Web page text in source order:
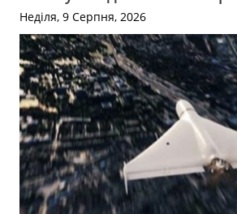
Неділя, 9 Серпня, 2026